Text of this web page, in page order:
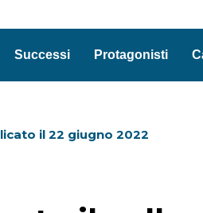
Successi Protagonisti
il 22 giugno 2022